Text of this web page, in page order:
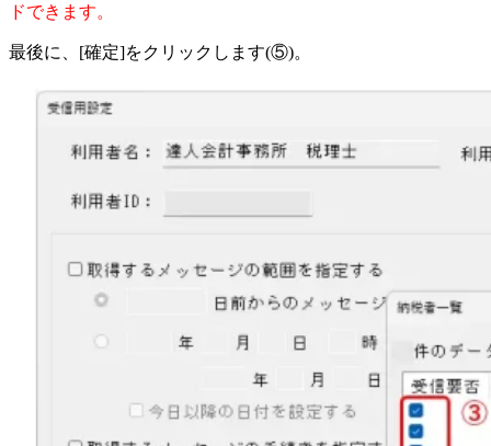
ドできます。
最後に、[確定]をクリックします(⑤)。